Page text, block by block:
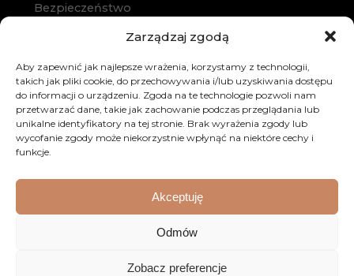
Zarządzaj zgodą
Aby zapewnić jak najlepsze wrażenia, korzystamy z technologii,
takich jak pliki cookie, do przechowywania i/lub uzyskiwania dostępu
do informacji o urządzeniu. Zgoda na te technologie pozwoli nam
przetwarzać dane, takie jak zachowanie podczas przeglądania lub
unikalne identyfikatory na tej stronie. Brak wyrażenia zgody lub
wycofanie zgody może niekorzystnie wpłynąć na niektóre cechy i
funkcje.
Akceptuję
Odmów
Zobacz preferencje
Bezpieczeństwo
Polityka prywatności
Zakup na raty
Kontakt
© 2026 Dobre Meble. Wszystkie prawa zastrzeżone.